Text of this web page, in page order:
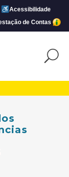
Acessibilidade
de Contas